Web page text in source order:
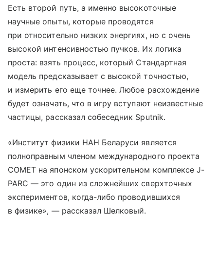
Есть второй путь, а именно высокоточные
научные опыты, которые проводятся
при относительно низких энергиях, но с очень
высокой интенсивностью пучков. Их логика
проста: взять процесс, который Стандартная
модель предсказывает с высокой точностью,
и измерить его еще точнее. Любое расхождение
будет означать, что в игру вступают неизвестные
частицы, рассказал собеседник Sputnik.
«Институт физики НАН Беларуси является
полноправным членом международного проекта
COMET на японском ускорительном комплексе J-
PARC — это один из сложнейших сверхточных
экспериментов, когда-либо проводившихся
в физике», — рассказал Шелковый.